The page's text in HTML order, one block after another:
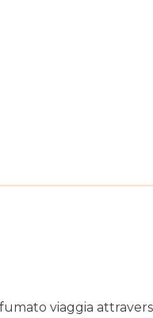
viaggia